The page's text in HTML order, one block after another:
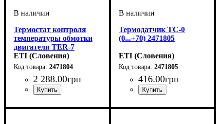
Термостат контроля
температуры обмотки
двигателя TER-7
(использует термистор)
2471804
ETI (Словения)
2471804
2 288.00грн
Термодатчик TC-0
(0...+70) 2471805
ETI (Словения)
2471805
416.00грн
70 °С